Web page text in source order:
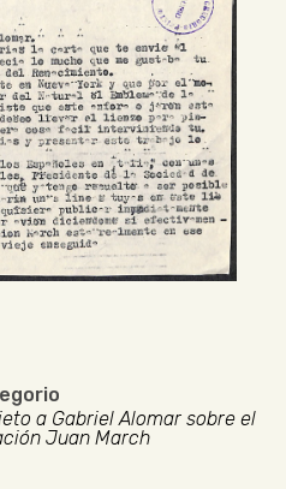
a Gabriel Alomar sobre el
Juan March